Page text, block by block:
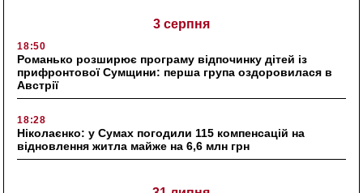
3 серпня
18:50
Романько розширює програму відпочинку дітей із
прифронтової Сумщини: перша група оздоровилася в
Австрії
18:28
Ніколаєнко: у Сумах погодили 115 компенсацій на
відновлення житла майже на 6,6 млн грн